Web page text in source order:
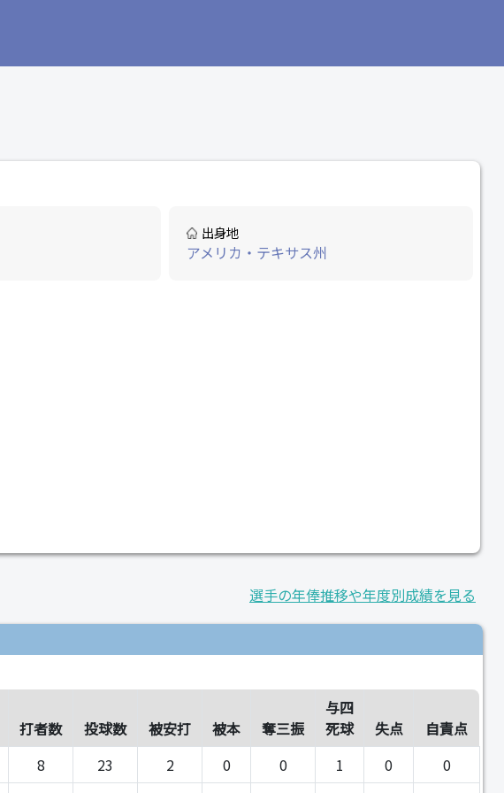
出身地
アメリカ・テキサス州
選手の年俸推移や年度別成績を見る
打者数 投球数 被安打 被本 奪三振
与四
死球
失点
自責点
8 23 2 0 0 1 0
0